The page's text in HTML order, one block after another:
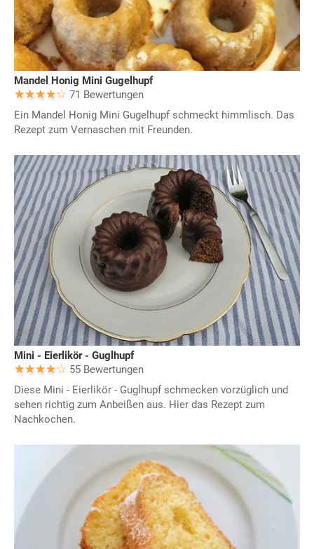
Mandel Honig Mini Gugelhupf
71 Bewertungen
Ein Mandel Honig Mini Gugelhupf schmeckt himmlisch. Das
Rezept zum Vernaschen mit Freunden.
Mini - Eierlikör - Guglhupf
55 Bewertungen
Diese Mini - Eierlikör - Guglhupf schmecken vorzüglich und
sehen richtig zum Anbeißen aus. Hier das Rezept zum
Nachkochen.